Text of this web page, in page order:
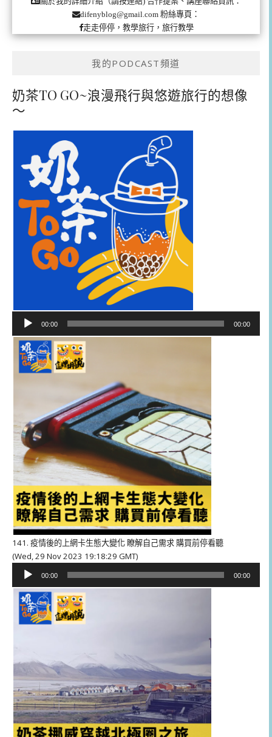
difenyblog@gmail.com 粉絲專頁：
走走停停，教學旅行，旅行教學
我的PODCAST頻道
奶茶TO GO~浪漫飛行與悠遊旅行的想像
～
播
器
00:00 00:00
141. 疫情後的上網卡生態大變化 瞭解自己需求 購買前停看聽
(Wed, 29 Nov 2023 19:18:29 GMT)
播
器
00:00 00:00